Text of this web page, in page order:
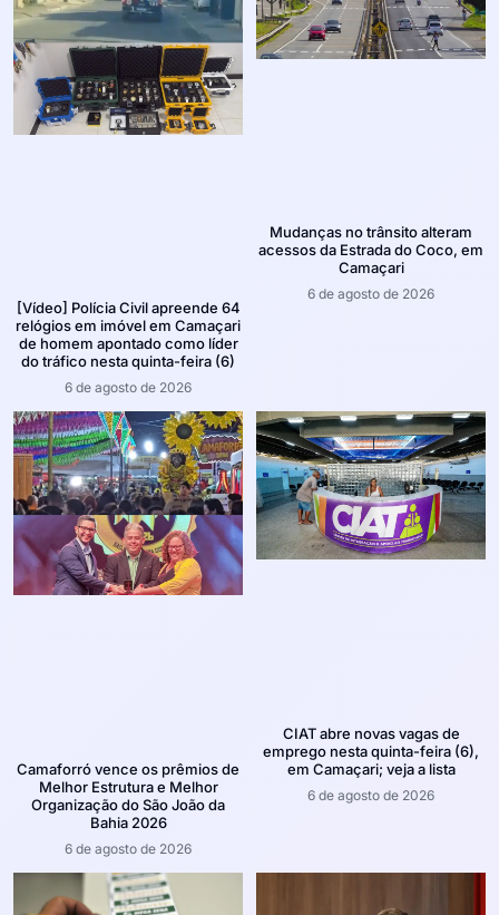
[Vídeo] Polícia Civil apreende 64
relógios em imóvel em Camaçari
de homem apontado como líder
do tráfico nesta quinta-feira (6)
6 de agosto de 2026
Mudanças no trânsito alteram
acessos da Estrada do Coco, em
Camaçari
6 de agosto de 2026
Camaforró vence os prêmios de
Melhor Estrutura e Melhor
Organização do São João da
Bahia 2026
6 de agosto de 2026
CIAT abre novas vagas de
emprego nesta quinta-feira (6),
em Camaçari; veja a lista
6 de agosto de 2026